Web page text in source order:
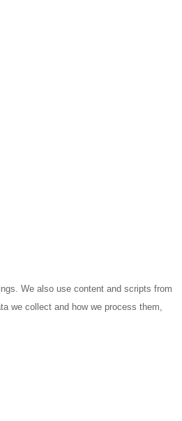
We also use content and scripts from
we collect and how we process them,